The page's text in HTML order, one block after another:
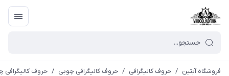
فروشگاه آبتین / حروف کالیگرافی / حروف کالیگرافی چوبی / حروف کالیگرافی